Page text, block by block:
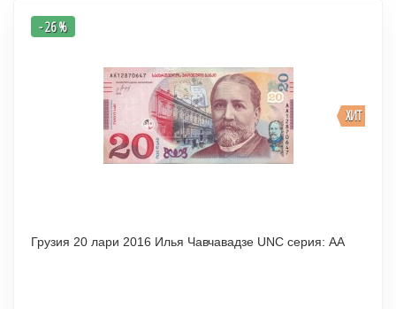
ХИТ
- 26 %
Грузия 20 лари 2016 Илья Чавчавадзе UNC серия: АА